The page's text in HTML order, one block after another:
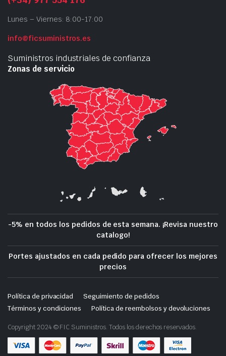
Lunes – Viernes: 8:00-17:00
info@ficsuministros.es
Suministros industriales de confianza
Zonas de servicio
-5% en todos los pedidos de esta semana. ¡Revisa nuestro
catalogo!
Portes ajustados en cada pedido para ofrecer los mejores
precios
Política de privacidad
Seguimiento de pedidos
Términos y condiciones
Política de reembolsos y devoluciones
Copyright 2024 © FIC Suministros. Todos los derechos reservados.